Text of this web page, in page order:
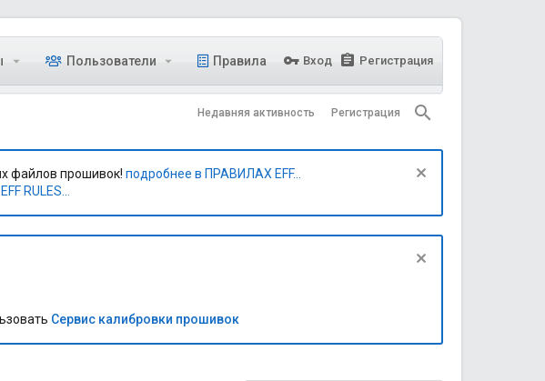
Пользователи Правила Вход Регистрация
Недавняя активность Регистрация
файлов прошивок! подробнее в ПРАВИЛАХ EFF...
RULES...
Сервис калибровки прошивок